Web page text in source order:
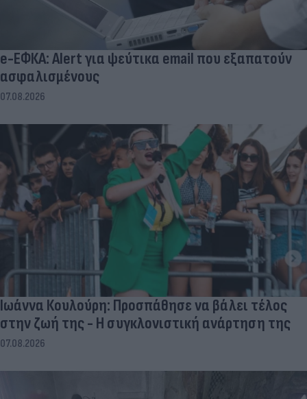
e-ΕΦΚΑ: Alert για ψεύτικα email που εξαπατούν
ασφαλισμένους
07.08.2026
Ιωάννα Κουλούρη: Προσπάθησε να βάλει τέλος
στην ζωή της - Η συγκλονιστική ανάρτηση της
07.08.2026